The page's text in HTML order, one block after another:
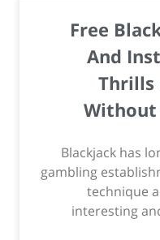
Free
And
Thrills
Without
Blackjack has
gambling
technique
interesting